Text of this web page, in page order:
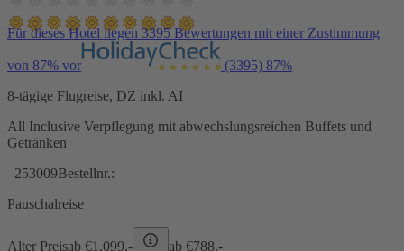
Für dieses Hotel liegen 3395 Bewertungen mit einer Zustimmung
von 87% vor (3395) 87%
8-tägige Flugreise, DZ inkl. AI
All Inclusive Verpflegung mit abwechslungsreichen Buffets und
Getränken
253009Bestellnr.:
Pauschalreise
Alter Preisab €1.099,- ab €788,-